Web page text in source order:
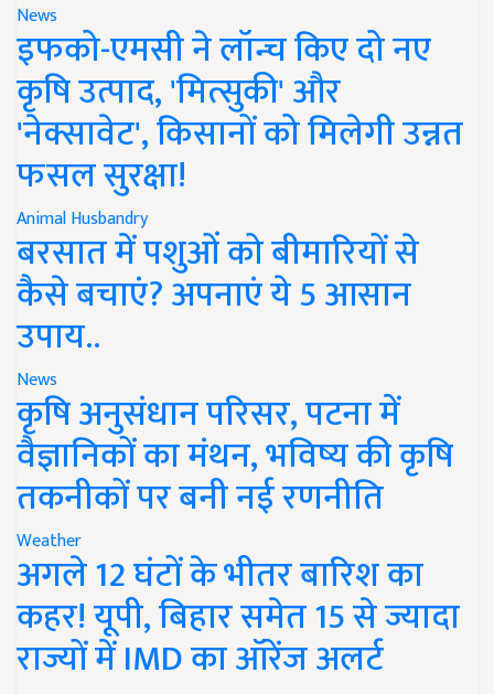
News
इफको-एमसी ने लॉन्च किए दो नए
कृषि उत्पाद, 'मित्सुकी' और
'नेक्सावेट', किसानों को मिलेगी उन्नत
फसल सुरक्षा!
Animal Husbandry
बरसात में पशुओं को बीमारियों से
कैसे बचाएं? अपनाएं ये 5 आसान
उपाय..
News
कृषि अनुसंधान परिसर, पटना में
वैज्ञानिकों का मंथन, भविष्य की कृषि
तकनीकों पर बनी नई रणनीति
Weather
अगले 12 घंटों के भीतर बारिश का
कहर! यूपी, बिहार समेत 15 से ज्यादा
राज्यों में IMD का ऑरेंज अलर्ट